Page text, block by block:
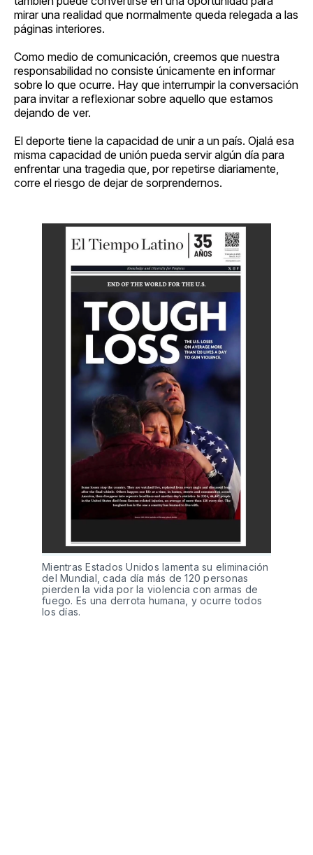
mirar una realidad que normalmente queda relegada a las
páginas interiores.
Como medio de comunicación, creemos que nuestra
responsabilidad no consiste únicamente en informar
sobre lo que ocurre. Hay que interrumpir la conversación
para invitar a reflexionar sobre aquello que estamos
dejando de ver.
El deporte tiene la capacidad de unir a un país. Ojalá esa
misma capacidad de unión pueda servir algún día para
enfrentar una tragedia que, por repetirse diariamente,
corre el riesgo de dejar de sorprendernos.
Mientras Estados Unidos lamenta su eliminación
del Mundial, cada día más de 120 personas
pierden la vida por la violencia con armas de
fuego. Es una derrota humana, y ocurre todos
los días.